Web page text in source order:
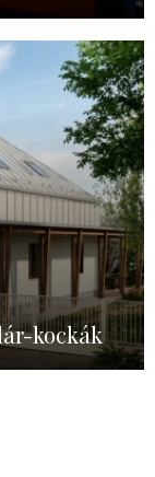
kockák